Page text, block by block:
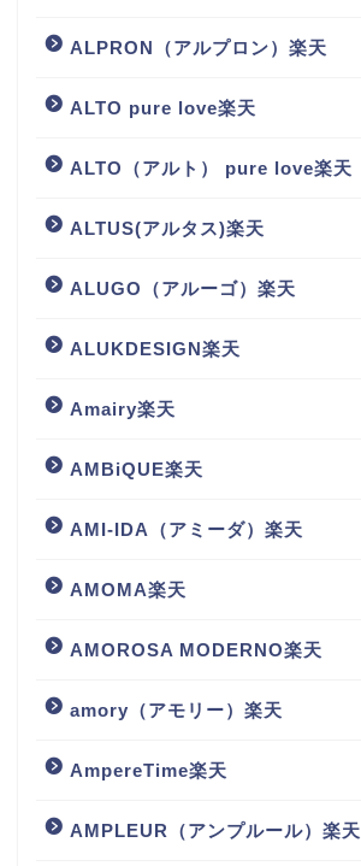
ALPRON（アルプロン）楽天
ALTO pure love楽天
ALTO（アルト） pure love楽天
ALTUS(アルタス)楽天
ALUGO（アルーゴ）楽天
ALUKDESIGN楽天
Amairy楽天
AMBiQUE楽天
AMI-IDA（アミーダ）楽天
AMOMA楽天
AMOROSA MODERNO楽天
amory（アモリー）楽天
AmpereTime楽天
AMPLEUR（アンプルール）楽天